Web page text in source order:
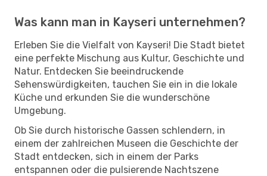
Was kann man in Kayseri unternehmen?
Erleben Sie die Vielfalt von Kayseri! Die Stadt bietet
eine perfekte Mischung aus Kultur, Geschichte und
Natur. Entdecken Sie beeindruckende
Sehenswürdigkeiten, tauchen Sie ein in die lokale
Küche und erkunden Sie die wunderschöne
Umgebung.
Ob Sie durch historische Gassen schlendern, in
einem der zahlreichen Museen die Geschichte der
Stadt entdecken, sich in einem der Parks
entspannen oder die pulsierende Nachtszene